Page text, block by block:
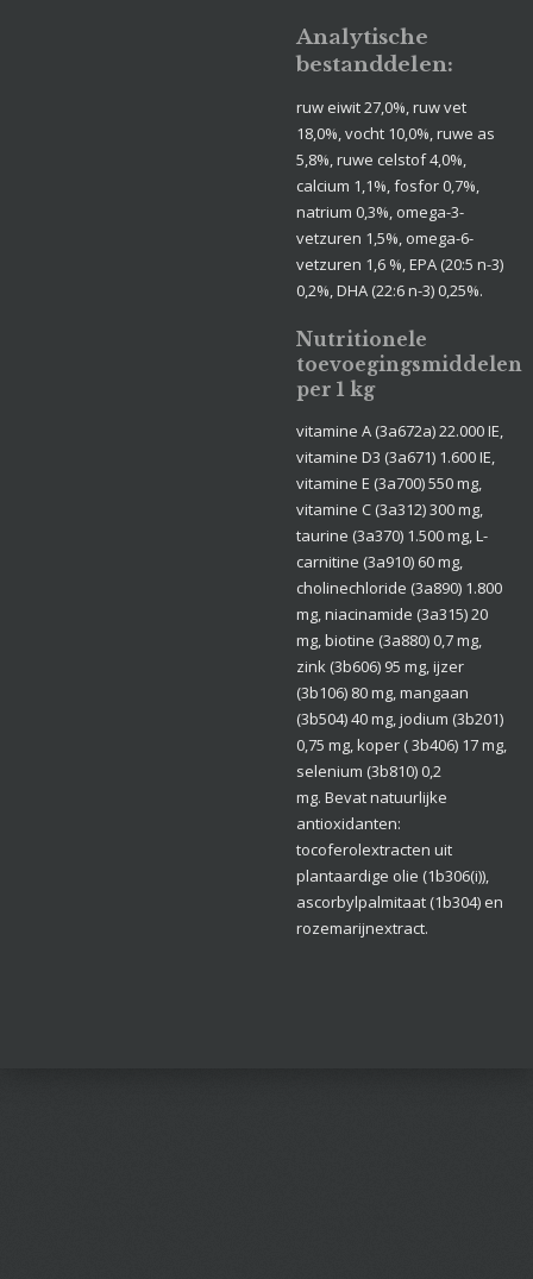
Analytische
bestanddelen:
ruw eiwit 27,0%, ruw vet
18,0%, vocht 10,0%, ruwe as
5,8%, ruwe celstof 4,0%,
calcium 1,1%, fosfor 0,7%,
natrium 0,3%, omega-3-
vetzuren 1,5%, omega-6-
vetzuren 1,6 %, EPA (20:5 n-3)
0,2%, DHA (22:6 n-3) 0,25%.
Nutritionele
toevoegingsmiddelen
per 1 kg
vitamine A (3a672a) 22.000 IE,
vitamine D3 (3a671) 1.600 IE,
vitamine E (3a700) 550 mg,
vitamine C (3a312) 300 mg,
taurine (3a370) 1.500 mg, L-
carnitine (3a910) 60 mg,
cholinechloride (3a890) 1.800
mg, niacinamide (3a315) 20
mg, biotine (3a880) 0,7 mg,
zink (3b606) 95 mg, ijzer
(3b106) 80 mg, mangaan
(3b504) 40 mg, jodium (3b201)
0,75 mg, koper ( 3b406) 17 mg,
selenium (3b810) 0,2
mg. Bevat natuurlijke
antioxidanten:
tocoferolextracten uit
plantaardige olie (1b306(i)),
ascorbylpalmitaat (1b304) en
rozemarijnextract.